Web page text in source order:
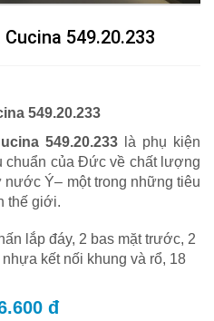
549.20.233
549.20.233
549.20.233là phụ kiện
chuẩn của Đức về chất lượng
nước Ý– một trong những tiêu
thế giới.
lắp đáy, 2 bas mặt trước, 2
kết nối khung và rổ, 18
đ